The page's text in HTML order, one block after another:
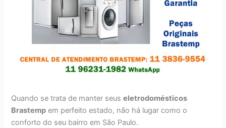
Quando se trata de manter seuseletrodomésticos
Brastemp em perfeito estado, não há lugar como o
conforto do seu bairro em São Paulo.